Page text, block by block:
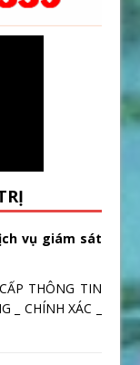
vụ giám sát
THÔNG TIN
CHÍNH XÁC _